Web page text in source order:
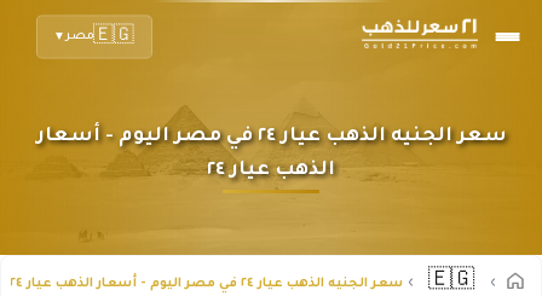
🇪🇬مصر▼
سعر الجنيه الذهب عيار ٢٤ في مصر اليوم - أسعار
الذهب عيار ٢٤
🇪🇬 سعر الجنيه الذهب عيار ٢٤ في مصر اليوم - أسعار الذهب عيار ٢٤